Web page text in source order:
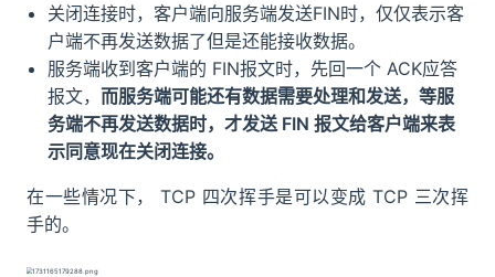
关闭连接时，客户端向服务端发送FIN时，仅仅表示客
户端不再发送数据了但是还能接收数据。
服务端收到客户端的 FIN报文时，先回一个 ACK应答
报文，而服务端可能还有数据需要处理和发送，等服
务端不再发送数据时，才发送 FIN 报文给客户端来表
示同意现在关闭连接。
在一些情况下， TCP 四次挥手是可以变成 TCP 三次挥
手的。